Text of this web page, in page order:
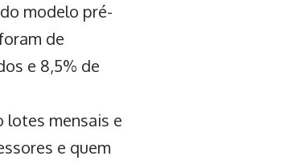
modelo pré-
de
e 8,5% de
mensais e
e quem